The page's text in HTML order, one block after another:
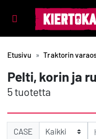
Tuotealueet
Etusivu Traktorin
Pelti, korin ja
5 tuotetta
CASE